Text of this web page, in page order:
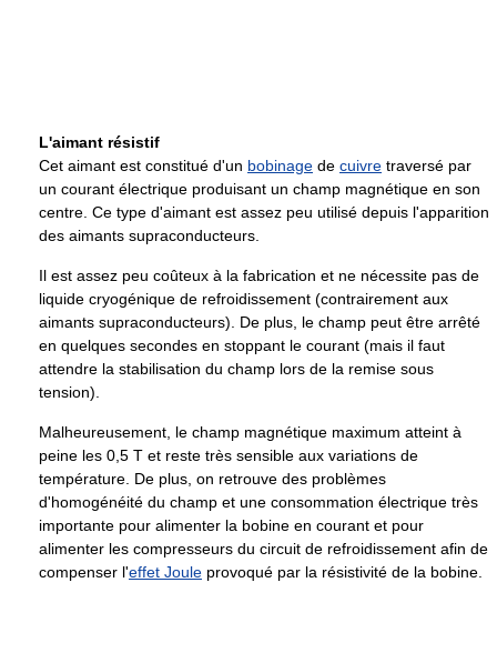
L'aimant résistif
Cet aimant est constitué d'un bobinage de cuivre traversé par
un courant électrique produisant un champ magnétique en son
centre. Ce type d'aimant est assez peu utilisé depuis l'apparition
des aimants supraconducteurs.
Il est assez peu coûteux à la fabrication et ne nécessite pas de
liquide cryogénique de refroidissement (contrairement aux
aimants supraconducteurs). De plus, le champ peut être arrêté
en quelques secondes en stoppant le courant (mais il faut
attendre la stabilisation du champ lors de la remise sous
tension).
Malheureusement, le champ magnétique maximum atteint à
peine les 0,5 T et reste très sensible aux variations de
température. De plus, on retrouve des problèmes
d'homogénéité du champ et une consommation électrique très
importante pour alimenter la bobine en courant et pour
alimenter les compresseurs du circuit de refroidissement afin de
compenser l'effet Joule provoqué par la résistivité de la bobine.